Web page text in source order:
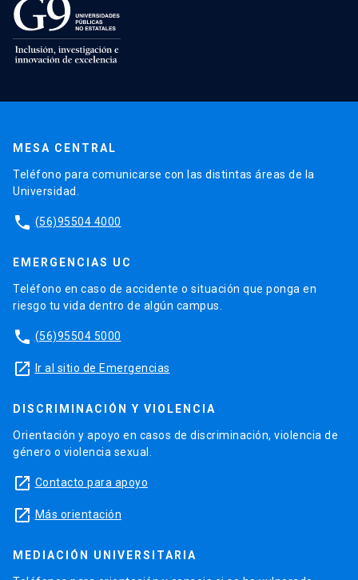
MESA CENTRAL
Teléfono para comunicarse con las distintas áreas de la
Universidad.
phone (56)95504 4000
EMERGENCIAS UC
Teléfono en caso de accidente o situación que ponga en
riesgo tu vida dentro de algún campus.
phone (56)95504 5000
launch Ir al sitio de Emergencias
DISCRIMINACIÓN Y VIOLENCIA
Orientación y apoyo en casos de discriminación, violencia de
género o violencia sexual.
launch Contacto para apoyo
launch Más orientación
MEDIACIÓN UNIVERSITARIA